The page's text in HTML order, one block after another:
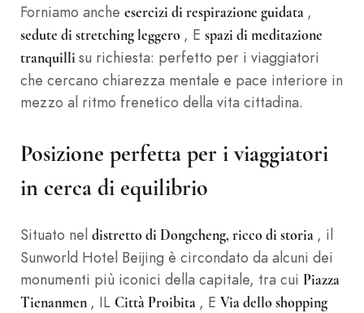
Forniamo anche esercizi di respirazione guidata ,
sedute di stretching leggero , E spazi di meditazione
tranquilli su richiesta: perfetto per i viaggiatori
che cercano chiarezza mentale e pace interiore in
mezzo al ritmo frenetico della vita cittadina.
Posizione perfetta per i viaggiatori
in cerca di equilibrio
Situato nel distretto di Dongcheng, ricco di storia , il
Sunworld Hotel Beijing è circondato da alcuni dei
monumenti più iconici della capitale, tra cui Piazza
Tienanmen , IL Città Proibita , E Via dello shopping